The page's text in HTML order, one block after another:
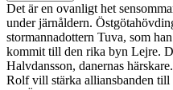
Det är en ovanligt het
under järnåldern.
stormannadottern Tuva, som
kommit till den rika byn Lejre.
Halvdansson, danernas
Rolf vill stärka alliansbanden till